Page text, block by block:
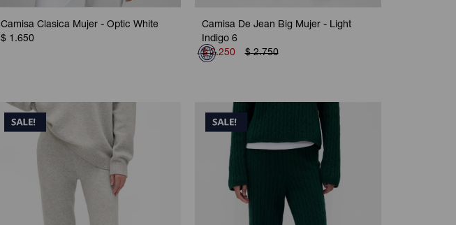
Camisa Clasica Mujer - Optic White
$ 1.650
Camisa De Jean Big Mujer - Light
Indigo 6
$ 2.250 $ 2.750